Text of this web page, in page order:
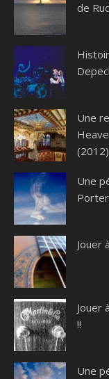
de
Une
(2012)
Une
Jouer
Jouer
!!
Une